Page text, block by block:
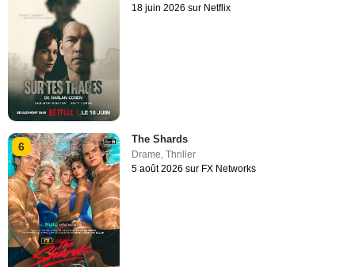
18 juin 2026 sur Netflix
6
The Shards
Drame,Thriller
5 août 2026 sur FX Networks